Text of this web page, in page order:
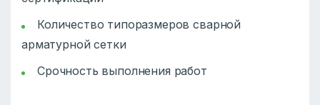
Количество типоразмеров сварной
арматурной сетки
Срочность выполнения работ